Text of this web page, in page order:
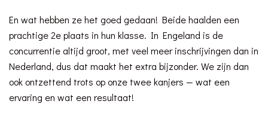
En wat hebben ze het goed gedaan! Beide haalden een
prachtige 2e plaats in hun klasse. In Engeland is de
concurrentie altijd groot, met veel meer inschrijvingen dan in
Nederland, dus dat maakt het extra bijzonder. We zijn dan
ook ontzettend trots op onze twee kanjers — wat een
ervaring en wat een resultaat!